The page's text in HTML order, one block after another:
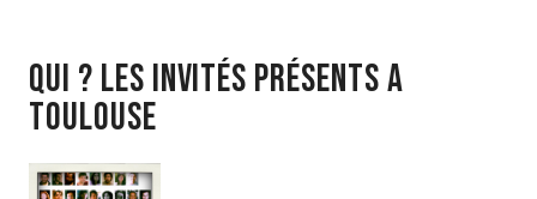
Qui ? les invités présents a
toulouse